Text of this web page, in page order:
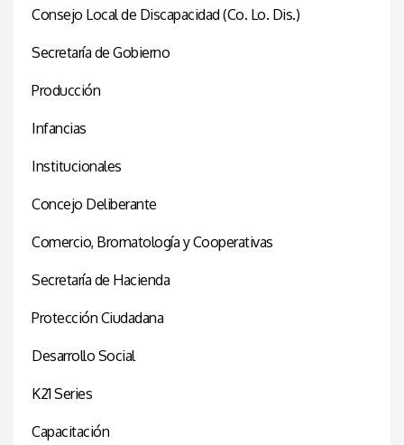
Consejo Local de Discapacidad (Co. Lo. Dis.)
Secretaría de Gobierno
Producción
Infancias
Institucionales
Concejo Deliberante
Comercio, Bromatología y Cooperativas
Secretaría de Hacienda
Protección Ciudadana
Desarrollo Social
K21 Series
Capacitación